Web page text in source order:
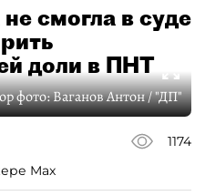
смогла в суде
доли в ПНТ
фото:Ваганов Антон / "ДП"
1174
Max